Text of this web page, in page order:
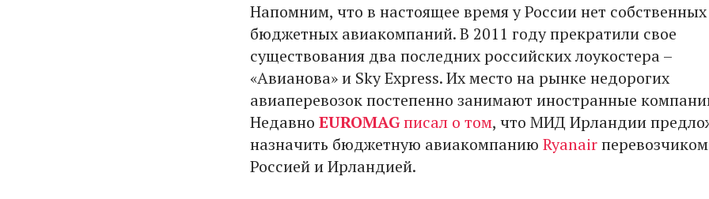
Напомним, что в настоящее время у России нет собственных
бюджетных авиакомпаний. В 2011 году прекратили свое
существования два последних российских лоукостера –
«Авианова» и Sky Express. Их место на рынке недорогих
авиаперевозок постепенно занимают иностранные
Недавно EUROMAGписал о том, что МИД Ирландии
назначить бюджетную авиакомпанию Ryanair
Россией и Ирландией.